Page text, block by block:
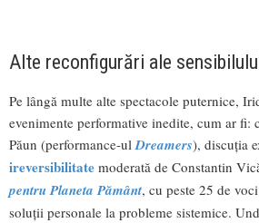
Alte reconfigurări ale
Pe lângă multe alte spectacole puternice,
evenimente performative inedite, cum ar fi:
Păun (performance-ulDreamers), discuția
ireversibilitate moderată de Constantin
pentruPlanetaPământ, cu peste 25 de
soluții personale la probleme sistemice.